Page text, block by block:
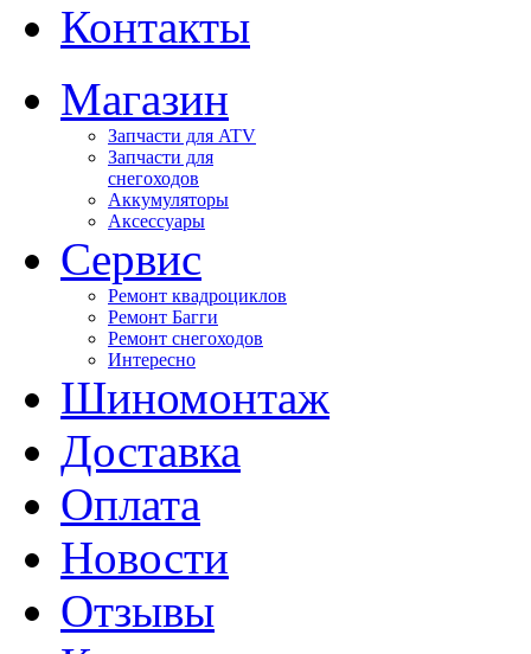
Контакты
Магазин
Запчасти для ATV
Запчасти для
снегоходов
Аккумуляторы
Аксессуары
Сервис
Ремонт квадроциклов
Ремонт Багги
Ремонт снегоходов
Интересно
Шиномонтаж
Доставка
Оплата
Новости
Отзывы